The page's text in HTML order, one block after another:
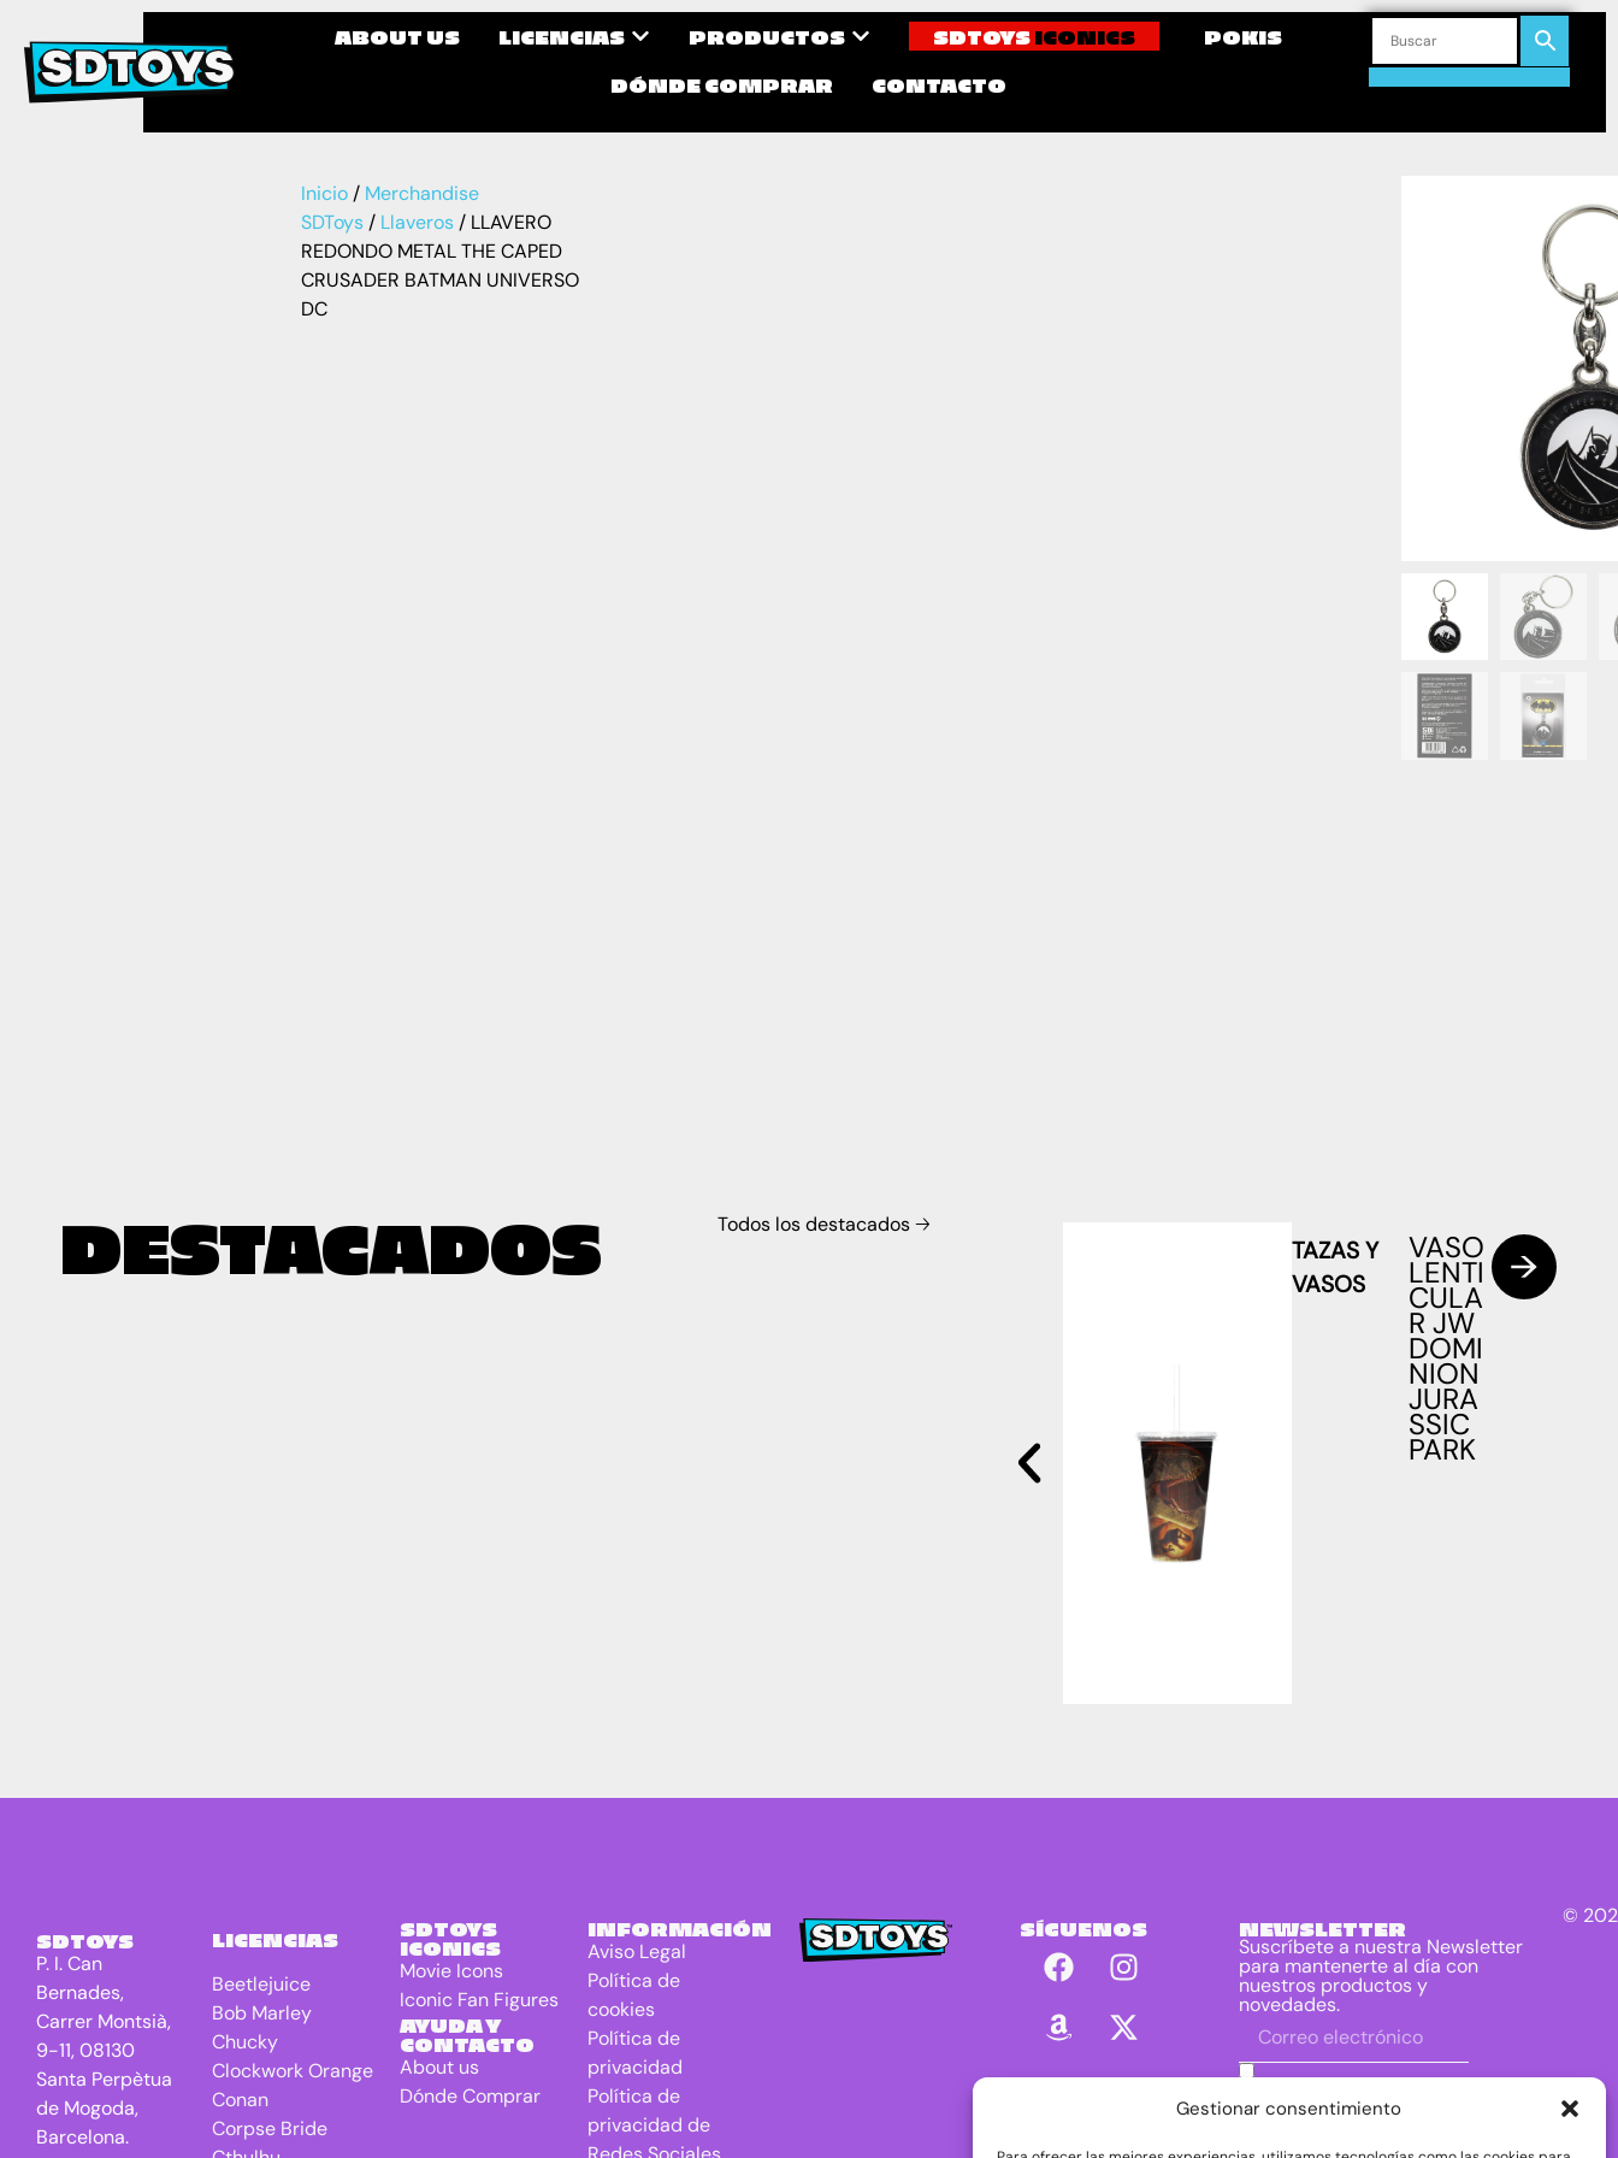
Gestionar consentimiento
ABOUT US LICENCIAS PRODUCTOS SDTOYS ICONICS
POKIS
DÓNDE COMPRAR
CONTACTO
Inicio / Merchandise
SDToys / Llaveros / LLAVERO
REDONDO METAL THE CAPED
CRUSADER BATMAN UNIVERSO
DC
DESTACADOS Todos los destacados 🡢
TAZAS Y
VASOS
VASO
LENTI
CULA
R JW
DOMI
NION
JURA
SSIC
PARK
SDTOYS
P. I. Can
Bernades,
Carrer Montsià,
9-11, 08130
Santa Perpètua
de Mogoda,
Barcelona.
LICENCIAS
Beetlejuice
Bob Marley
Chucky
Clockwork Orange
Conan
Corpse Bride
SDTOYS
ICONICS
Movie Icons
Iconic Fan Figures
AYUDA Y
CONTACTO
About us
Dónde Comprar
INFORMACIÓN
Aviso Legal
Política de
cookies
Política de
privacidad
Política de
privacidad de
SÍGUENOS NEWSLETTER
Suscríbete a nuestra Newsletter
para mantenerte al día con
nuestros productos y
novedades.
contenidas en la política de privacidad
sobre el tratamiento de mis datos para
©